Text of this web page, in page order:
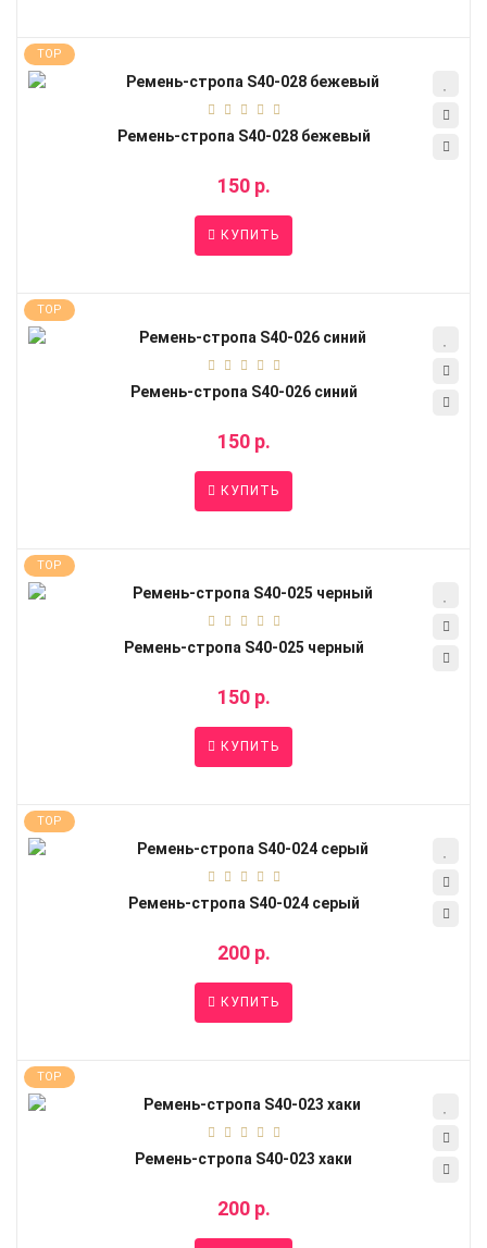
TOP
Ремень-стропа S40-028 бежевый
150 р.
КУПИТЬ
TOP
Ремень-стропа S40-026 синий
150 р.
КУПИТЬ
TOP
Ремень-стропа S40-025 черный
150 р.
КУПИТЬ
TOP
Ремень-стропа S40-024 серый
200 р.
КУПИТЬ
TOP
Ремень-стропа S40-023 хаки
200 р.